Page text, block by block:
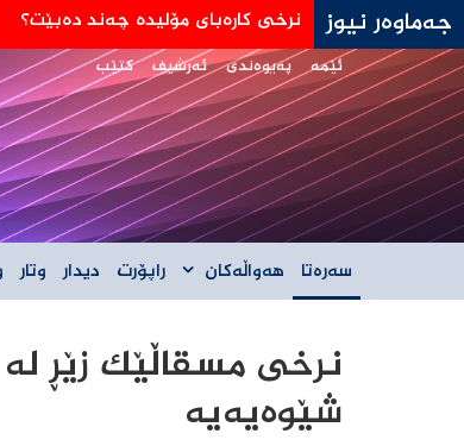
جەماوەر نیوز جه‌ی دی ڤانس: هێڵی سورمان
ئێمە پەیوەندی ئەرشیف کتێب
سەرەتا هەواڵەکان راپۆرت دیدار وتار
نرخی مسقاڵێک زێڕ
شێوەیەیە